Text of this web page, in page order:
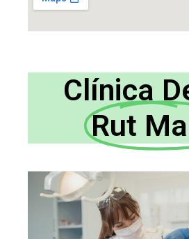
Clínica
Rut